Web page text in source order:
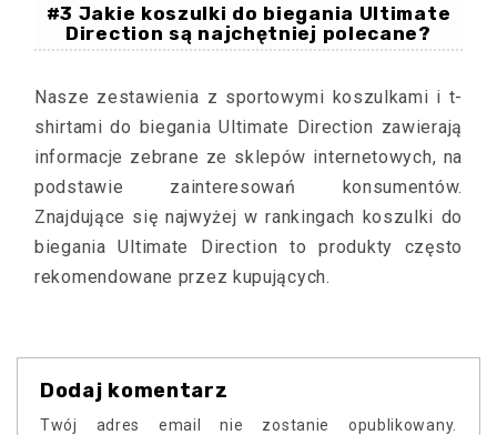
#3 Jakie koszulki do biegania Ultimate
Direction są najchętniej polecane?
Nasze zestawienia z sportowymi koszulkami i t-
shirtami do biegania Ultimate Direction zawierają
informacje zebrane ze sklepów internetowych, na
podstawie zainteresowań konsumentów.
Znajdujące się najwyżej w rankingach koszulki do
biegania Ultimate Direction to produkty często
rekomendowane przez kupujących.
Dodaj komentarz
Twój adres email nie zostanie opublikowany.